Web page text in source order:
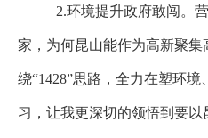
2.环境提升政府敢闯。
家，为何昆山能作为高新聚
绕“1428”思路，全力在塑环
习，让我更深切的领悟到要